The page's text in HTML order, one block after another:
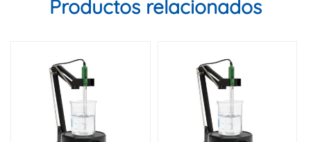
Productos relacionados